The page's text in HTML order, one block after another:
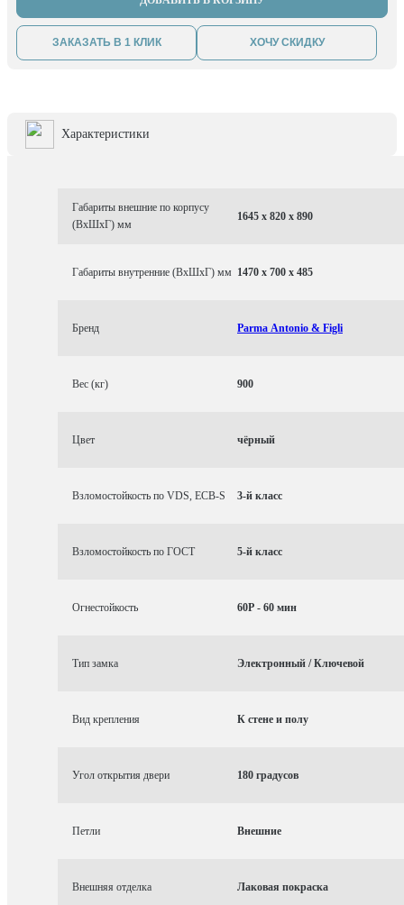
ЗАКАЗАТЬ В 1 КЛИК ХОЧУ СКИДКУ
Характеристики
Габариты внешние по корпусу
(ВхШхГ) мм
1645 x 820 x 890
Габариты внутренние (ВхШхГ) мм 1470 x 700 x 485
Бренд Parma Antonio & Figli
Вес (кг) 900
Цвет чёрный
Взломостойкость по VDS, ECB-S 3-й класс
Взломостойкость по ГОСТ 5-й класс
Огнестойкость 60P - 60 мин
Тип замка Электронный / Ключевой
Вид крепления К стене и полу
Угол открытия двери 180 градусов
Петли Внешние
Внешняя отделка Лаковая покраска